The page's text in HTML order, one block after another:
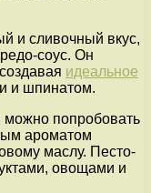
и сливочный вкус,
соус. Он
идеальное
и шпинатом.
можно попробовать
ароматом
маслу. Песто-
овощами и